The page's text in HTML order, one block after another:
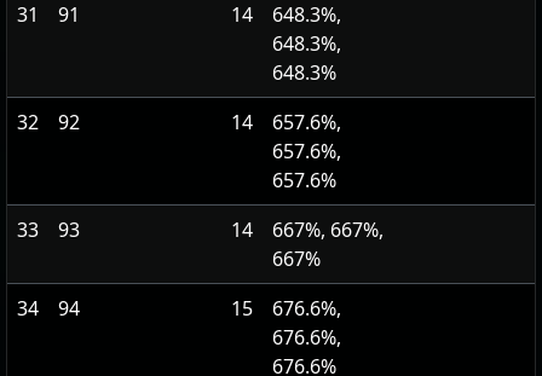
31
91 14
648.3%,
648.3%,
648.3%
32
92 14
657.6%,
657.6%,
657.6%
33
93 14
667%, 667%,
667%
34
94 15
676.6%,
676.6%,
676.6%